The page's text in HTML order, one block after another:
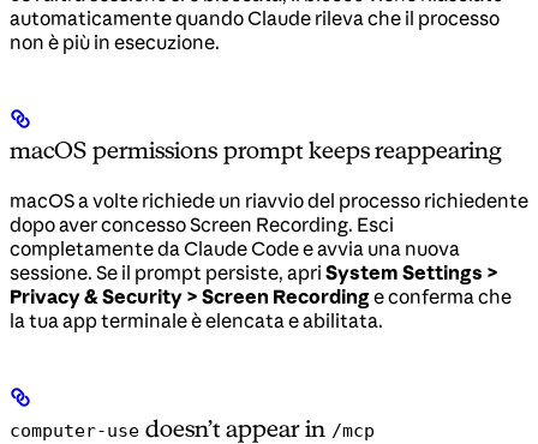
automaticamente quando Claude rileva che il processo
non è più in esecuzione.
macOS permissions prompt keeps reappearing
macOS a volte richiede un riavvio del processo richiedente
dopo aver concesso Screen Recording. Esci
completamente da Claude Code e avvia una nuova
sessione. Se il prompt persiste, apri System Settings >
Privacy & Security > Screen Recordinge conferma che
la tua app terminale è elencata e abilitata.
computer-use doesn’t appear in /mcp